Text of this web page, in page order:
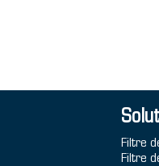
Filtre
Filtre